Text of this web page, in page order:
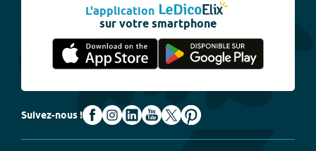
L'application
sur votre smartphone
Suivez-nous !